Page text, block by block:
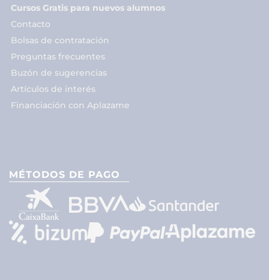
Cursos Gratis para nuevos alumnos
Contacto
Bolsas de contratación
Preguntas frecuentes
Buzón de sugerencias
Artículos de interés
Financiación con Aplazame
MÉTODOS DE PAGO